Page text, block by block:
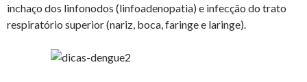
inchaço dos linfonodos (linfoadenopatia) e infecção do trato
respiratório superior (nariz, boca, faringe e laringe).